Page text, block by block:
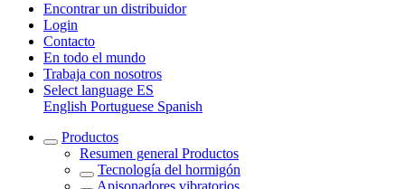
Encontrar un distribuidor
Login
Contacto
En todo el mundo
Trabaja con nosotros
Select language ES
English Portuguese Spanish
Productos
Resumen general Productos
Tecnología del hormigón
Apisonadores vibratorios